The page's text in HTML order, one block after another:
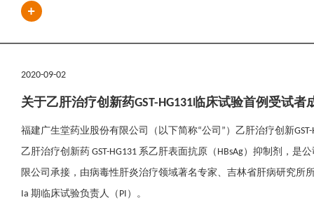
2020-09-02
关于乙肝治疗创新药GST-HG131临床试验首例受试者
福建广生堂药业股份有限公司（以下简称“公司”）乙肝治疗创新
乙肝治疗创新药 GST-HG131 系乙肝表面抗原（HBsAg）抑制剂，
限公司承接，由病毒性肝炎治疗领域著名专家、吉林省肝病研究所
Ia 期临床试验负责人（PI）。